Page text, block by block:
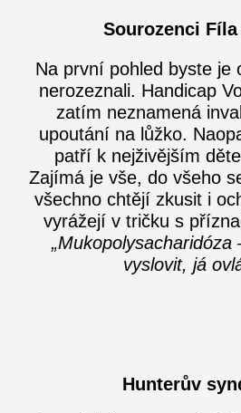
Sourozenci
Na první pohled byste je
nerozeznali. Handicap
zatím neznamená
upoutání na lůžko.
patří k nejživějším
Zajímá je vše, do všeho
všechno chtějí zkusit i
vyrážejí v tričku s
vyslovit, já
Hunterův